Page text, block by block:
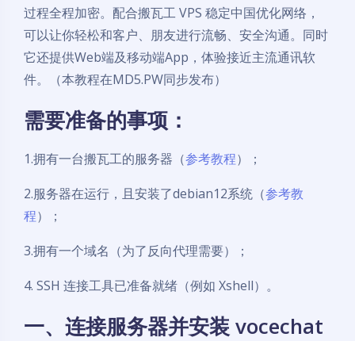
过程全程加密。配合搬瓦工 VPS 稳定中国优化网络，
可以让你轻松和客户、朋友进行流畅、安全沟通。同时
它还提供Web端及移动端App，体验接近主流通讯软
件。（本教程在MD5.PW同步发布）
需要准备的事项：
1.拥有一台搬瓦工的服务器（参考教程）；
2.服务器在运行，且安装了debian12系统（参考教
程）；
3.拥有一个域名（为了反向代理需要）；
4. SSH 连接工具已准备就绪（例如 Xshell）。
一、连接服务器并安装 vocechat